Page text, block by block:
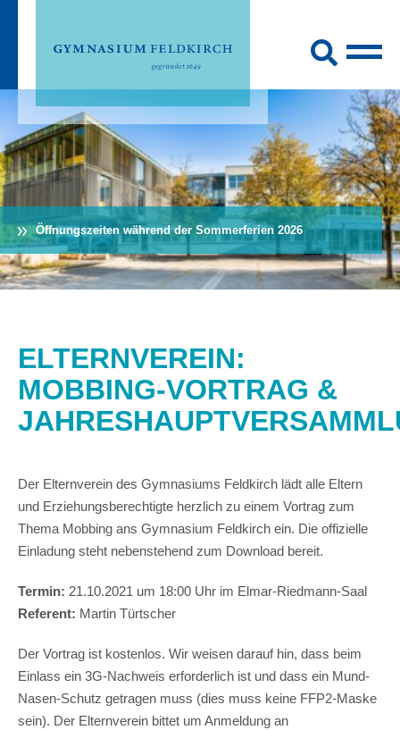
Öffnungszeiten während der Sommerferien 2026
ELTERNVEREIN:
MOBBING-VORTRAG &
Der Elternverein des Gymnasiums Feldkirch lädt alle Eltern
und Erziehungsberechtigte herzlich zu einem Vortrag zum
Thema Mobbing ans Gymnasium Feldkirch ein. Die offizielle
Einladung steht nebenstehend zum Download bereit.
Termin: 21.10.2021 um 18:00 Uhr im Elmar-Riedmann-Saal
Referent: Martin Türtscher
Der Vortrag ist kostenlos. Wir weisen darauf hin, dass beim
Einlass ein 3G-Nachweis erforderlich ist und dass ein Mund-
Nasen-Schutz getragen muss (dies muss keine FFP2-Maske
sein). Der Elternverein bittet um Anmeldung an